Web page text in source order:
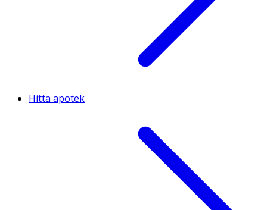
Hitta apotek